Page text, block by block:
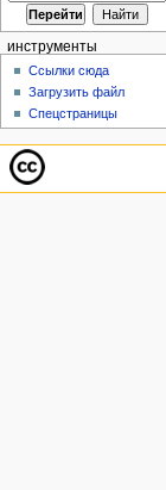
инструменты
Ссылки сюда
Загрузить файл
Спецстраницы